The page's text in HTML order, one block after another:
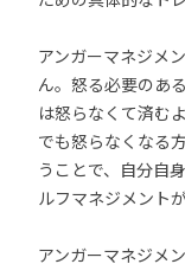
アンガーマネジメ
ん。怒る必要のあ
は怒らなくて済む
でも怒らなくなる
うことで、自分自
ルフマネジメント
アンガーマネジメ